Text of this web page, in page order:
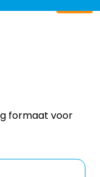
formaat voor